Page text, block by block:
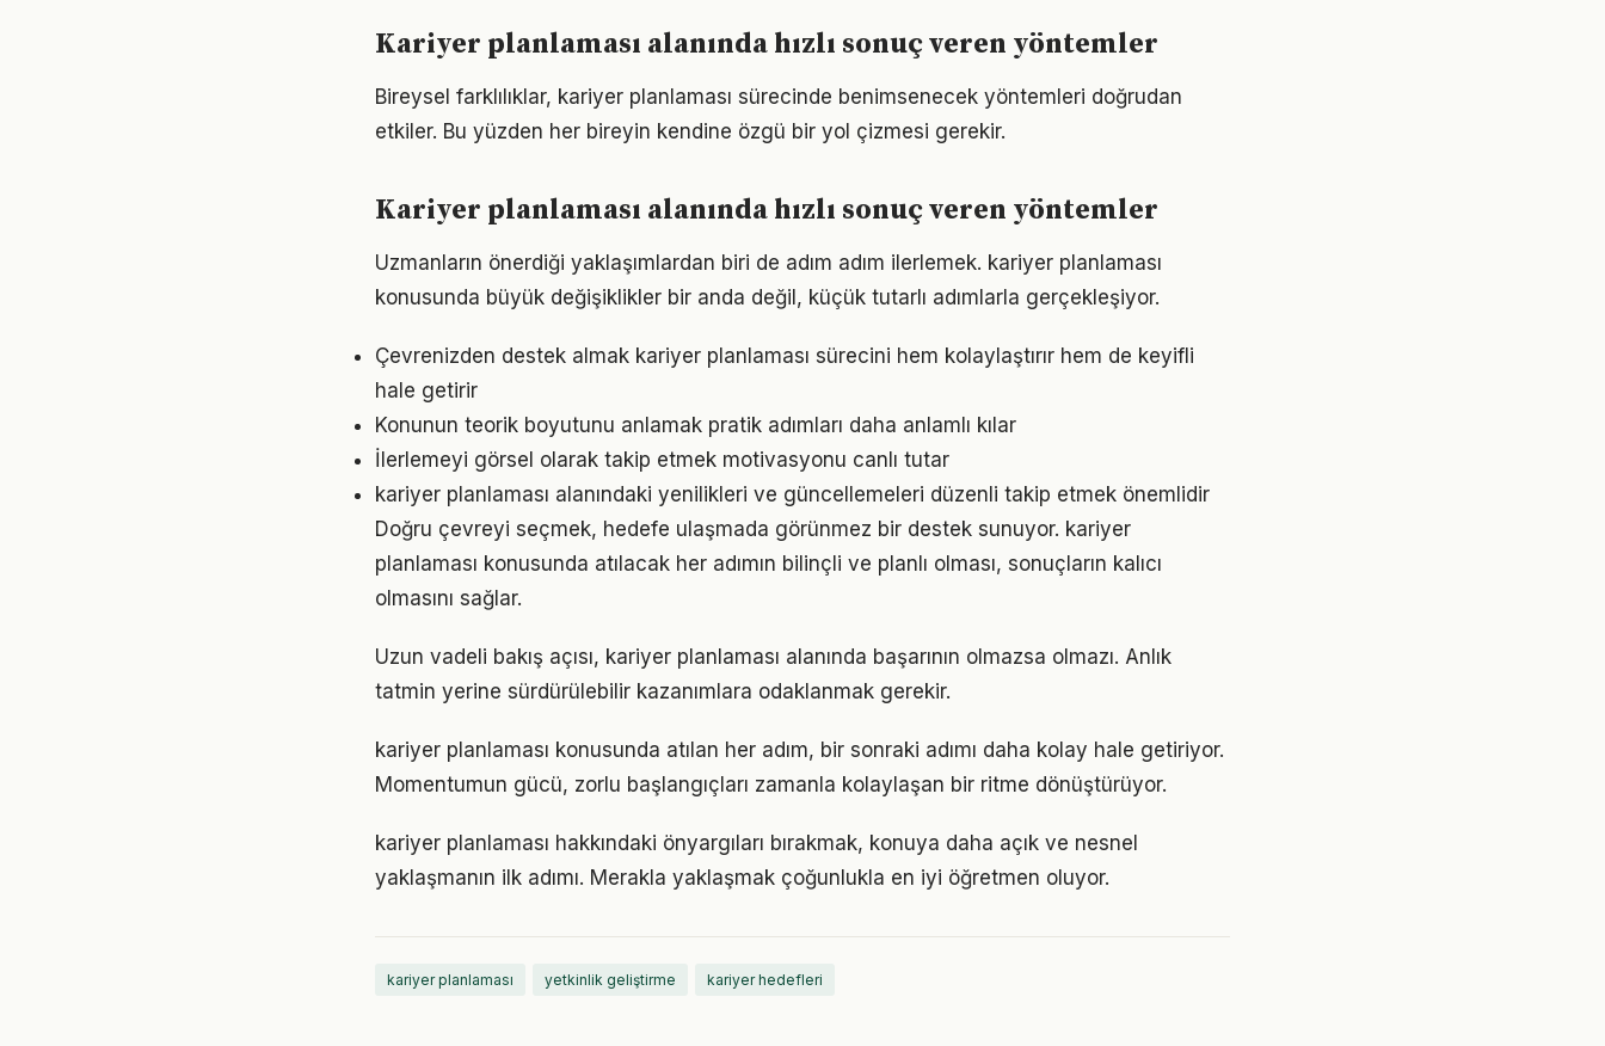
Kariyer planlaması alanında hızlı sonuç veren yöntemler
Bireysel farklılıklar, kariyer planlaması sürecinde benimsenecek yöntemleri doğrudan
etkiler. Bu yüzden her bireyin kendine özgü bir yol çizmesi gerekir.
Kariyer planlaması alanında hızlı sonuç veren yöntemler
Uzmanların önerdiği yaklaşımlardan biri de adım adım ilerlemek. kariyer planlaması
konusunda büyük değişiklikler bir anda değil, küçük tutarlı adımlarla gerçekleşiyor.
Çevrenizden destek almak kariyer planlaması sürecini hem kolaylaştırır hem de keyifli
hale getirir
Konunun teorik boyutunu anlamak pratik adımları daha anlamlı kılar
İlerlemeyi görsel olarak takip etmek motivasyonu canlı tutar
kariyer planlaması alanındaki yenilikleri ve güncellemeleri düzenli takip etmek önemlidir
Doğru çevreyi seçmek, hedefe ulaşmada görünmez bir destek sunuyor. kariyer
planlaması konusunda atılacak her adımın bilinçli ve planlı olması, sonuçların kalıcı
olmasını sağlar.
Uzun vadeli bakış açısı, kariyer planlaması alanında başarının olmazsa olmazı. Anlık
tatmin yerine sürdürülebilir kazanımlara odaklanmak gerekir.
kariyer planlaması konusunda atılan her adım, bir sonraki adımı daha kolay hale getiriyor.
Momentumun gücü, zorlu başlangıçları zamanla kolaylaşan bir ritme dönüştürüyor.
kariyer planlaması hakkındaki önyargıları bırakmak, konuya daha açık ve nesnel
yaklaşmanın ilk adımı. Merakla yaklaşmak çoğunlukla en iyi öğretmen oluyor.
kariyer planlaması yetkinlik geliştirme kariyer hedefleri